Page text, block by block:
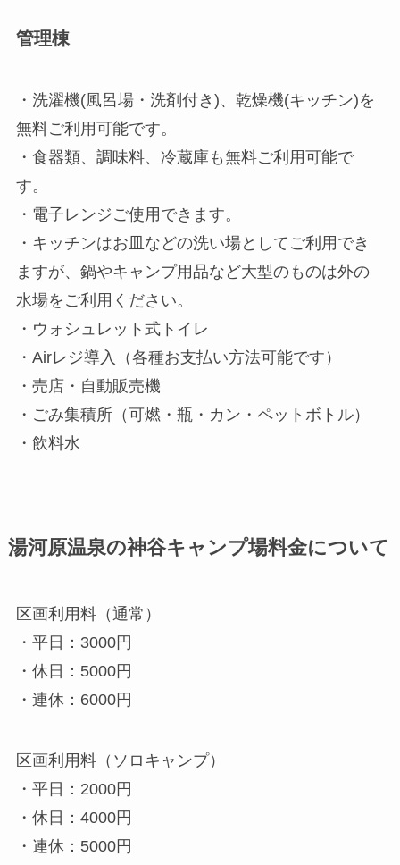
管理棟
・洗濯機(風呂場・洗剤付き)、乾燥機(キッチン)を
無料ご利用可能です。
・食器類、調味料、冷蔵庫も無料ご利用可能で
す。
・電子レンジご使用できます。
・キッチンはお皿などの洗い場としてご利用でき
ますが、鍋やキャンプ用品など大型のものは外の
水場をご利用ください。
・ウォシュレット式トイレ
・Airレジ導入（各種お支払い方法可能です）
・売店・自動販売機
・ごみ集積所（可燃・瓶・カン・ペットボトル）
・飲料水
湯河原温泉の神谷キャンプ場料金について
区画利用料（通常）
・平日：3000円
・休日：5000円
・連休：6000円
区画利用料（ソロキャンプ）
・平日：2000円
・休日：4000円
・連休：5000円